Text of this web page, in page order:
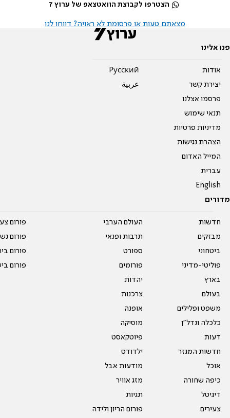
הצטרפו לקבוצת הוואטצאפ של ערוץ 7
מצאתם טעות או פרסומת לא ראויה? דווחו לנו
פנו אלינו
אודות
יצירת קשר
פרסמו אצלנו
תנאי שימוש
מדיניות פרטיות
הצהרת נגישות
המייל האדום
עברית
English
Pусский
عربية
מדורים
חדשות
מבזקים
ביטחוני
פוליטי-מדיני
בארץ
בעולם
משפט ופלילים
כלכלה ונדל"ן
דעות
חדשות המגזר
אוכל
כיפה שחורה
דיגיטל
צעירים
העולם הערבי
תרבות ופנאי
ספורט
פורומים
יהדות
צרכנות
אופנה
מוסיקה
פיוטקאסט
ילדודס
מודעות אבל
מזג אוויר
תגיות
פורום הריון ולידה
פורום
פורום
פורום
פורום